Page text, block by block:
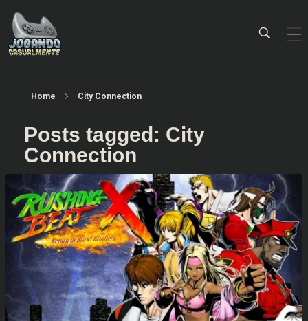
Home City Connection
Posts tagged: City
Connection